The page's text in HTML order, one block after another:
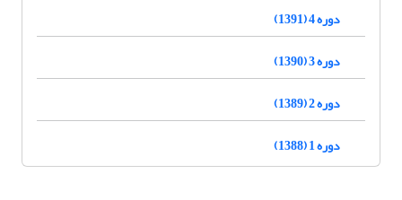
دوره 4 (1391)
دوره 3 (1390)
دوره 2 (1389)
دوره 1 (1388)